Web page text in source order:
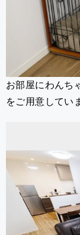
お部屋にわんち
をご用意してい